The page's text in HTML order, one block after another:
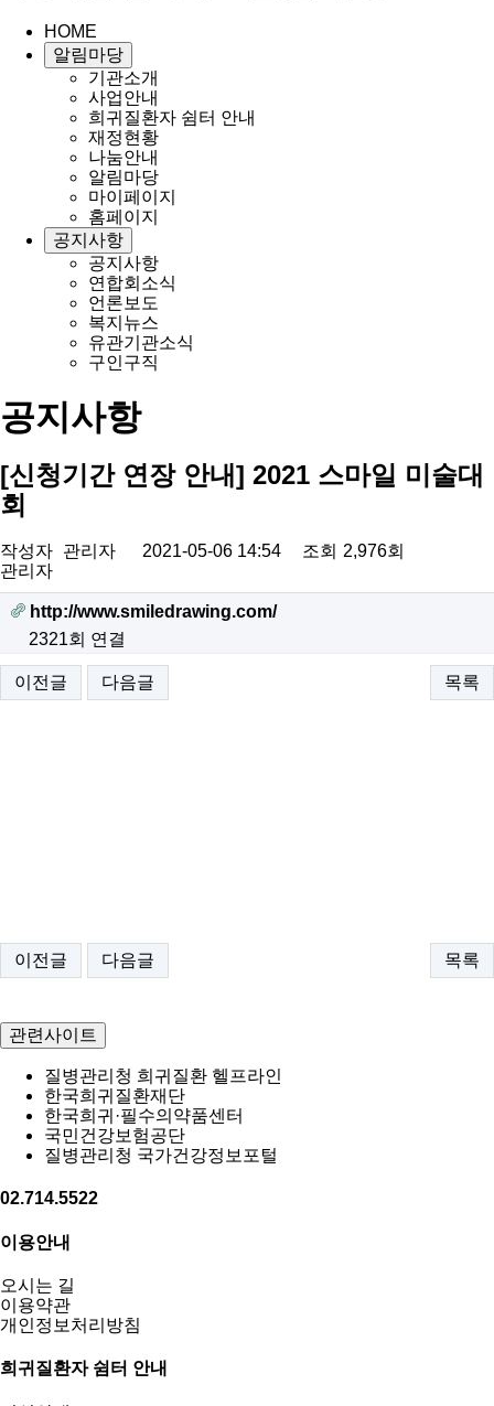
HOME
알림마당
기관소개
사업안내
희귀질환자 쉼터 안내
재정현황
나눔안내
알림마당
마이페이지
홈페이지
공지사항
공지사항
연합회소식
언론보도
복지뉴스
유관기관소식
구인구직
공지사항
[신청기간 연장 안내] 2021 스마일 미술대
회
작성자 관리자 2021-05-06 14:54 조회 2,976회
관리자
http://www.smiledrawing.com/
2321회 연결
이전글 다음글 목록
이전글 다음글 목록
관련사이트
질병관리청 희귀질환 헬프라인
한국희귀질환재단
한국희귀·필수의약품센터
국민건강보험공단
질병관리청 국가건강정보포털
02.714.5522
이용안내
오시는 길
이용약관
개인정보처리방침
희귀질환자 쉼터 안내